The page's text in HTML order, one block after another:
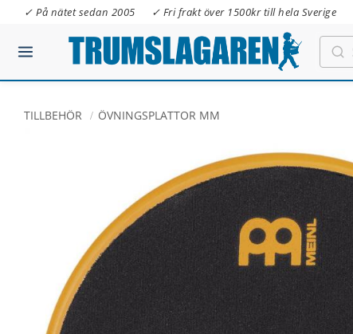
✓ På nätet sedan 2005 ✓ Fri frakt över 1500kr till hela Sverige
TILLBEHÖR ÖVNINGSPLATTOR MM